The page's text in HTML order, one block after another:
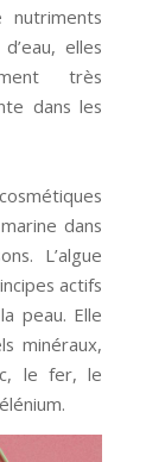
elles
très
dans les
dans
L’algue
actifs
peau. Elle
minéraux,
le fer, le